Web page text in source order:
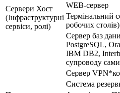
Сервери Хост
(Інфраструктурні
сервіси, ролі)
WEB-сервер
Термінальний
робочих
Сервер баз
PostgreSQL,
IBM DB2,
супроводу
Сервер
Система